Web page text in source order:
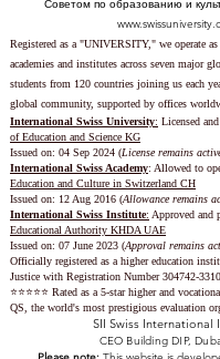
который лицензирован и
образования и науки Кыргызской
Советом по образованию и
Registered as a "UNIVERSITY," we operate
academies and institutes across seven major
students from 120 countries joining us each
global community, supported by offices
International Swiss University :Licensed
of Education and Science KG
Issued on: 04 Sep 2024 (License remains
International Swiss Academy : Allowed to
Education and Culture in Switzerland CH
Issued on: 12 Aug 2016 (Allowance remains
International Swiss Institute:Approved and
Educational Authority KHDA UAE
Issued on: 07 June 2023(Approval remains
Officially registered as a higher education
Justice with Registration Number304742-3310
⭐️⭐️⭐️⭐️⭐️ Rated as a 5-star higher and
QS, the world's most prestigious evaluation